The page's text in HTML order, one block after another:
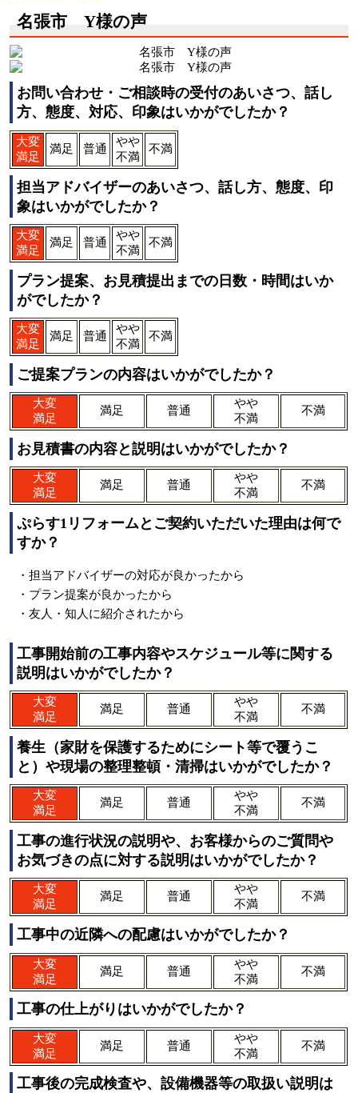
名張市 Y様の声
お問い合わせ・ご相談時の受付のあいさつ、話し
方、態度、対応、印象はいかがでしたか？
大変
満足
満足 普通
やや
不満
不満
担当アドバイザーのあいさつ、話し方、態度、印
象はいかがでしたか？
大変
満足
満足 普通
やや
不満
不満
プラン提案、お見積提出までの日数・時間はいか
がでしたか？
大変
満足
満足 普通
やや
不満
不満
ご提案プランの内容はいかがでしたか？
大変
満足
満足 普通
やや
不満
不満
お見積書の内容と説明はいかがでしたか？
大変
満足
満足 普通
やや
不満
不満
ぷらす1リフォームとご契約いただいた理由は何で
すか？
・担当アドバイザーの対応が良かったから
・プラン提案が良かったから
・友人・知人に紹介されたから
工事開始前の工事内容やスケジュール等に関する
説明はいかがでしたか？
大変
満足
満足 普通
やや
不満
不満
養生（家財を保護するためにシート等で覆うこ
と）や現場の整理整頓・清掃はいかがでしたか？
大変
満足
満足 普通
やや
不満
不満
工事の進行状況の説明や、お客様からのご質問や
お気づきの点に対する説明はいかがでしたか？
大変
満足
満足 普通
やや
不満
不満
工事中の近隣への配慮はいかがでしたか？
大変
満足
満足 普通
やや
不満
不満
工事の仕上がりはいかがでしたか？
大変
満足
満足 普通
やや
不満
不満
工事後の完成検査や、設備機器等の取扱い説明は